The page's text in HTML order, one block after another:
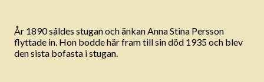
År 1890 såldes stugan och änkan Anna Stina Persson
flyttade in. Hon bodde här fram till sin död 1935 och blev
den sista bofasta i stugan.